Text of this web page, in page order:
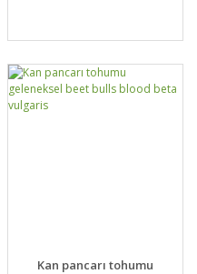
Kan pancarı tohumu